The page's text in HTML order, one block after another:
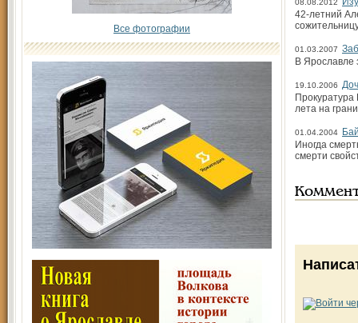
Все фотографии
08.08.2012
42-летний
01.03.2007
В Ярославле
19.10.2006
лета на
01.04.2004
Иногда
смерти